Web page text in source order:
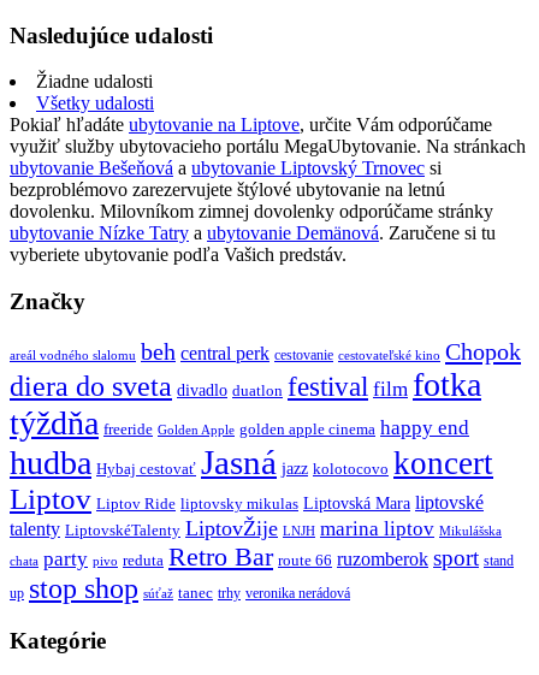
Nasledujúce udalosti
Žiadne udalosti
Všetky udalosti
Pokiaľ hľadáte ubytovanie na Liptove, určite Vám odporúčame
využiť služby ubytovacieho portálu MegaUbytovanie. Na stránkach
ubytovanie Bešeňová a ubytovanie Liptovský Trnovec si
bezproblémovo zarezervujete štýlové ubytovanie na letnú
dovolenku. Milovníkom zimnej dovolenky odporúčame stránky
ubytovanie Nízke Tatry a ubytovanie Demänová. Zaručene si tu
vyberiete ubytovanie podľa Vašich predstáv.
Značky
areál vodného slalomu beh central perk cestovanie cestovateľské kino Chopok
diera do sveta divadlo duatlon festival film fotka
týždňa freeride Golden Apple golden apple cinema happy end
hudba Hybaj cestovať Jasná jazz kolotocovo koncert
Liptov Liptov Ride liptovsky mikulas Liptovská Mara liptovské
talenty LiptovskéTalenty LiptovŽije LNJH marina liptov Mikulášska
chata party pivo reduta Retro Bar route 66 ruzomberok sport stand
up stop shop súťaž tanec trhy veronika nerádová
Kategórie